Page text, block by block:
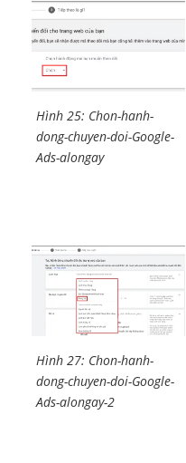
Hình 25: Chon-hanh-
dong-chuyen-doi-Google-
Ads-alongay
Hình 27: Chon-hanh-
dong-chuyen-doi-Google-
Ads-alongay-2